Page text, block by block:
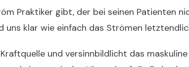
Praktiker gibt, der bei seinen Patienten
uns klar wie einfach das Strömen
und versinnbildlicht das